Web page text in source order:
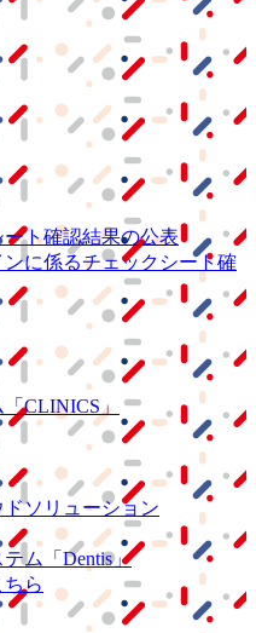
ト確認結果の公表
に係るチェックシート確
「CLINICS」
ソリューション
ム
「Dentis」
ら